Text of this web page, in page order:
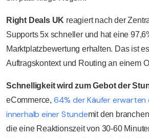
Right Deals UK reagiert nach der
Supports 5x schneller und hat eine
Marktplatzbewertung erhalten. Das ist
Auftragskontext und Routing an einem
Schnelligkeit wird zum Gebot der
eCommerce, 64% der Käufer
innerhalb einer Stundemit den
die eine Reaktionszeit von 30-60